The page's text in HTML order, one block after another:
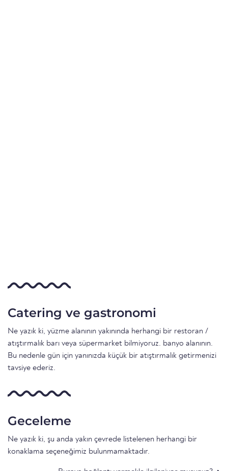
Catering ve gastronomi
Ne yazık ki, yüzme alanının yakınında herhangi bir restoran /
atıştırmalık barı veya süpermarket bilmiyoruz. banyo alanının.
Bu nedenle gün için yanınızda küçük bir atıştırmalık getirmenizi
tavsiye ederiz.
Geceleme
Ne yazık ki, şu anda yakın çevrede listelenen herhangi bir
konaklama seçeneğimiz bulunmamaktadır.